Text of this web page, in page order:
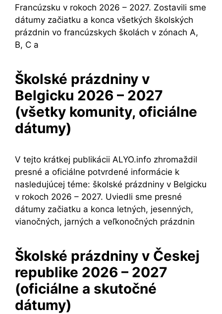
Francúzsku v rokoch 2026 – 2027. Zostavili sme
dátumy začiatku a konca všetkých školských
prázdnin vo francúzskych školách v zónach A,
B, C a
Školské prázdniny v
Belgicku 2026 – 2027
(všetky komunity, oficiálne
dátumy)
V tejto krátkej publikácii ALYO.info zhromaždil
presné a oficiálne potvrdené informácie k
nasledujúcej téme: školské prázdniny v Belgicku
v rokoch 2026 – 2027. Uviedli sme presné
dátumy začiatku a konca letných, jesenných,
vianočných, jarných a veľkonočných prázdnin
Školské prázdniny v Českej
republike 2026 – 2027
(oficiálne a skutočné
dátumy)